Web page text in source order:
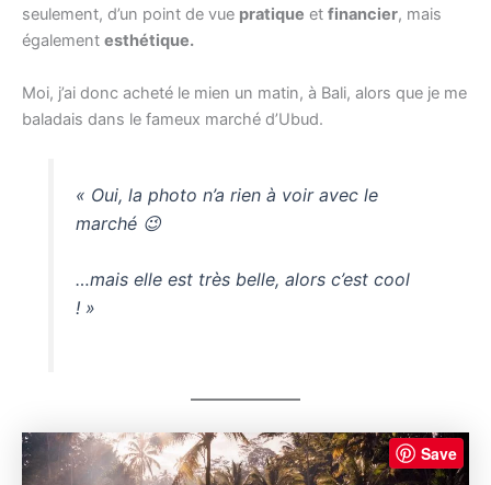
seulement, d’un point de vue pratique et financier, mais
également esthétique.
Moi, j’ai donc acheté le mien un matin, à Bali, alors que je me
baladais dans le fameux marché d’Ubud.
« Oui, la photo n’a rien à voir avec le
marché 😉
…mais elle est très belle, alors c’est cool
! »
Save